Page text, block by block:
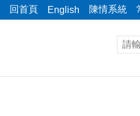
回首頁 English 陳情系統